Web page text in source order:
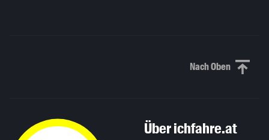
Nach ObenNach oben
Über ichfahre.at